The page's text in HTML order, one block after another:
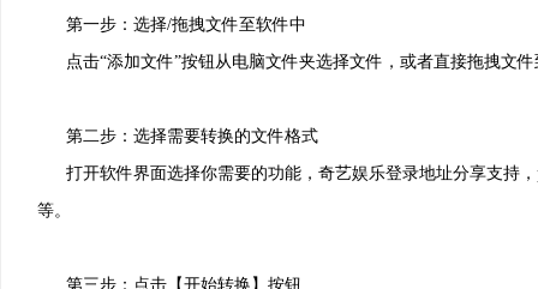
2、安装进行中，耐心等待
第一步：选择/拖拽文件至软件中
点击“添加文件”按钮从电脑文件夹选择文件，或者直接拖拽文件
第二步：选择需要转换的文件格式
打开软件界面选择你需要的功能，奇艺娱乐登录地址分享支持，
等。
第三步：点击【开始转换】按钮